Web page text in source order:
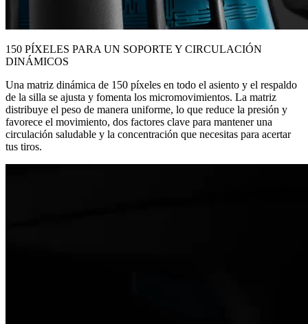
150 PÍXELES PARA UN SOPORTE Y CIRCULACIÓN
DINÁMICOS
Una matriz dinámica de 150 píxeles en todo el asiento y el respaldo
de la silla se ajusta y fomenta los micromovimientos. La matriz
distribuye el peso de manera uniforme, lo que reduce la presión y
favorece el movimiento, dos factores clave para mantener una
circulación saludable y la concentración que necesitas para acertar
tus tiros.